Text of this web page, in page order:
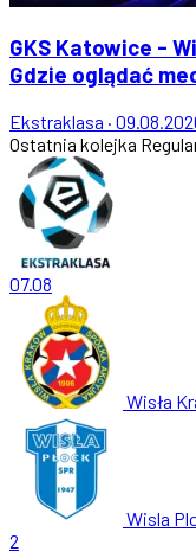
GKS Katowice -
Gdzie oglądać
Ekstraklasa ·
Ostatnia kolejka
07.08
Wisła
Wisla
2